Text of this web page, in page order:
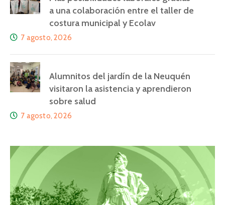
a una colaboración entre el taller de
costura municipal y Ecolav
7 agosto, 2026
Alumnitos del jardín de la Neuquén
visitaron la asistencia y aprendieron
sobre salud
7 agosto, 2026